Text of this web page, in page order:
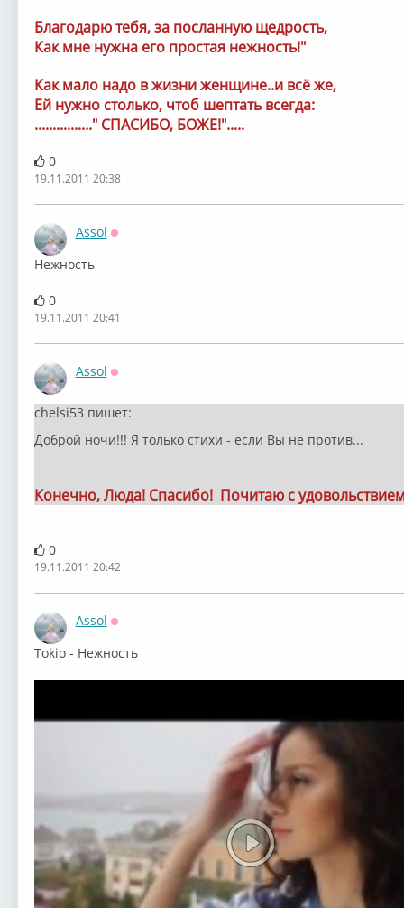
Благодарю тебя, за посланную щедрость,
Как мне нужна его простая нежность!"
Как мало надо в жизни женщине..и всё же,
Ей нужно столько, чтоб шептать всегда:
................" СПАСИБО, БОЖЕ!".....
0
19.11.2011 20:38
Assol
Нежность
0
19.11.2011 20:41
Assol
chelsi53 пишет:
Доброй ночи!!! Я только стихи - если Вы не против...
Конечно, Люда! Спасибо! Почитаю с
0
19.11.2011 20:42
Assol
Tokio - Нежность